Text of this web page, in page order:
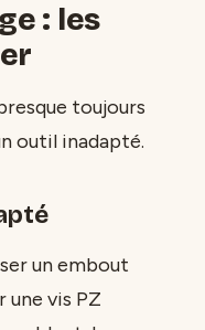
: les
toujours
outil inadapté.
un embout
une vis PZ